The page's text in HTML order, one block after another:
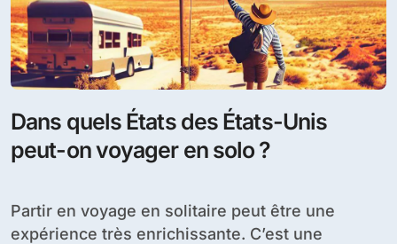
Dans quels États des États-Unis
peut-on voyager en solo ?
Partir en voyage en solitaire peut être une
expérience très enrichissante. C’est une